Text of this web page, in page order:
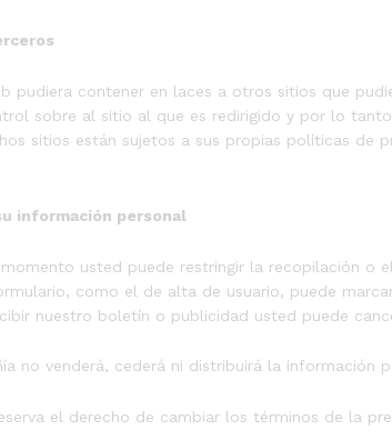
pudiera contener en laces a otros sitios que
sobre al sitio al que es redirigido y por lo
sitios están sujetos a sus propias políticas de
información personal
momento usted puede restringir la recopilación
como el de alta de usuario, puede
nuestro boletín o publicidad usted puede
no venderá, cederá ni distribuirá la información
el derecho de cambiar los términos de la